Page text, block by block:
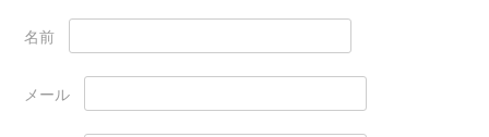
名前
メール